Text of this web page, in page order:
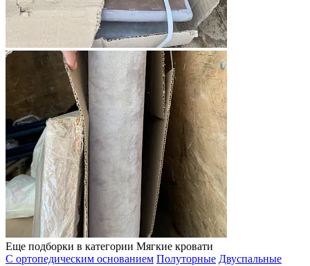
Еще подборки в категории Мягкие кровати
С ортопедическим основанием Полуторные Двуспальные